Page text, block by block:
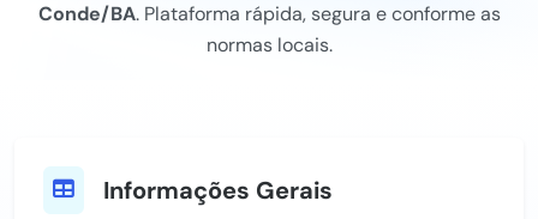
Conde/BA. Plataforma rápida, segura e conforme as
normas locais.
Informações Gerais